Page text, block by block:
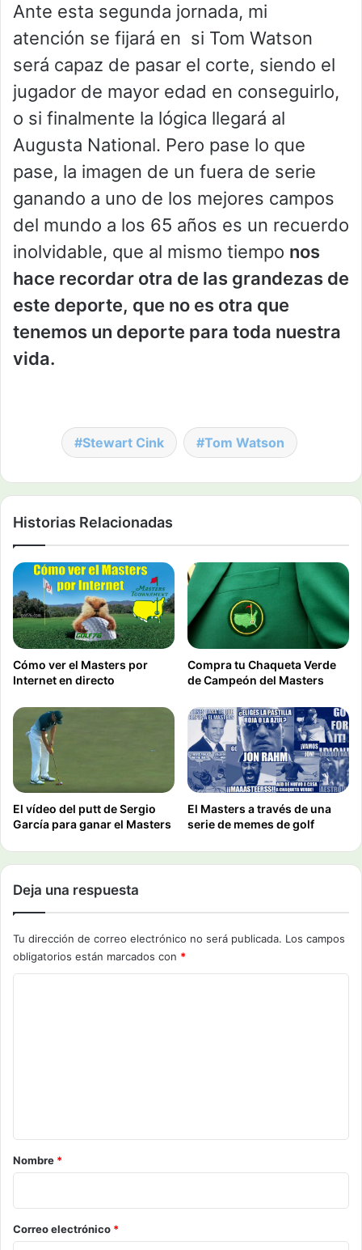
Ante esta segunda jornada, mi
atención se fijará en si Tom Watson
será capaz de pasar el corte, siendo el
jugador de mayor edad en conseguirlo,
o si finalmente la lógica llegará al
Augusta National. Pero pase lo que
pase, la imagen de un fuera de serie
ganando a uno de los mejores campos
del mundo a los 65 años es un recuerdo
inolvidable, que al mismo tiempo nos
hace recordar otra de las grandezas de
este deporte, que no es otra que
tenemos un deporte para toda nuestra
vida.
Stewart Cink Tom Watson
Historias Relacionadas
Cómo ver el Masters por
Internet en directo
Compra tu Chaqueta Verde
de Campeón del Masters
El vídeo del putt de Sergio
García para ganar el Masters
El Masters a través de una
serie de memes de golf
Deja una respuesta
Tu dirección de correo electrónico no será publicada. Los campos
obligatorios están marcados con *
r
o
*
Nombre *
Correo electrónico *